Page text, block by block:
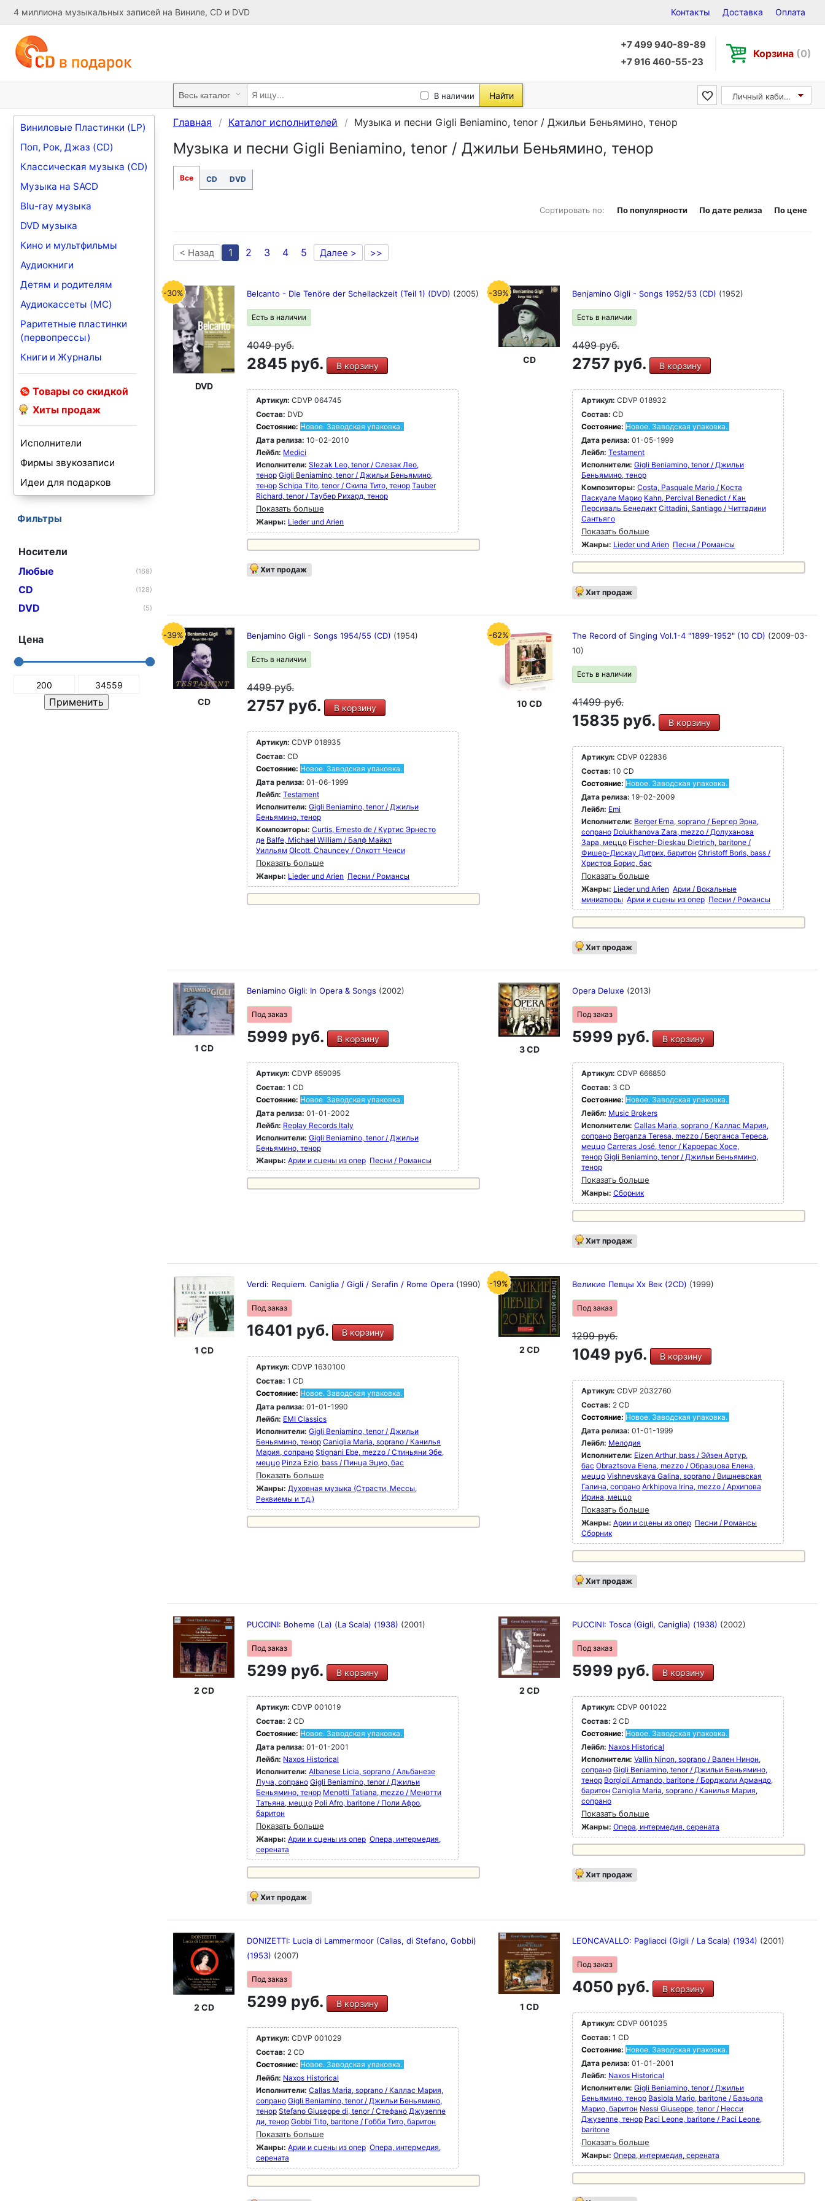
4 миллиона музыкальных записей на Виниле, CD и DVD Контакты Доставка Оплата
+7 499 940-89-89
+7 916 460-55-23
Корзина (0)
В наличии Найти Личный кабинет
Виниловые Пластинки (LP)
Поп, Рок, Джаз (CD)
Классическая музыка (CD)
Музыка на SACD
Blu-ray музыка
DVD музыка
Кино и мультфильмы
Аудиокниги
Детям и родителям
Аудиокассеты (MC)
Раритетные пластинки
(первопрессы)
Книги и Журналы
Товары со скидкой
Хиты продаж
Исполнители
Фирмы звукозаписи
Идеи для подарков
Фильтры
Носители
Любые
(168)
CD (128)
DVD (5)
Цена
Главная Каталог исполнителей Музыка и песни Gigli Beniamino, tenor / Джильи Беньямино, тенор
Музыка и песни Gigli Beniamino, tenor / Джильи Беньямино, тенор
Все CD DVD
Сортировать по: По популярности По дате релиза По цене
< Назад 1 2 3 4 5 Далее > >>
-30%
DVD
Belcanto - Die Tenöre der Schellackzeit (Teil 1) (DVD) (2005)
Есть в наличии
4049руб.
2845 руб. В корзину
Артикул: CDVP 064745
Состав: DVD
Состояние: Новое. Заводская упаковка.
Дата релиза: 10-02-2010
Лейбл: Medici
Исполнители: Slezak Leo, tenor / Слезак Лео,
тенор Gigli Beniamino, tenor / Джильи Беньямино,
тенор Schipa Tito, tenor / Скипа Тито, тенор Tauber
Richard, tenor / Таубер Рихард, тенор
Показать больше
Жанры: Lieder und Arien
Хит продаж
-39%
CD
Benjamino Gigli - Songs 1952/53 (CD) (1952)
Есть в наличии
4499руб.
2757 руб. В корзину
Артикул: CDVP 018932
Состав: CD
Состояние: Новое. Заводская упаковка.
Дата релиза: 01-05-1999
Лейбл: Testament
Исполнители: Gigli Beniamino, tenor / Джильи
Беньямино, тенор
Композиторы: Costa, Pasquale Mario / Коста
Паскуале Марио Kahn, Percival Benedict / Кан
Персиваль Бенедикт Cittadini, Santiago / Читтадини
Сантьяго
Показать больше
Жанры: Lieder und Arien Песни / Романсы
Хит продаж
-39%
CD
Benjamino Gigli - Songs 1954/55 (CD) (1954)
Есть в наличии
4499руб.
2757 руб. В корзину
Артикул: CDVP 018935
Состав: CD
Состояние: Новое. Заводская упаковка.
Дата релиза: 01-06-1999
Лейбл: Testament
Исполнители: Gigli Beniamino, tenor / Джильи
Беньямино, тенор
Композиторы: Curtis, Ernesto de / Куртис Эрнесто
де Balfe, Michael William / Балф Майкл
Уилльям Olcott, Chauncey / Олкотт Ченси
Показать больше
Жанры: Lieder und Arien Песни / Романсы
-62%
10 CD
The Record of Singing Vol.1-4 "1899-1952" (10 CD) (2009-03-
10)
Есть в наличии
41499руб.
15835 руб. В корзину
Артикул: CDVP 022836
Состав: 10 CD
Состояние: Новое. Заводская упаковка.
Дата релиза: 19-02-2009
Лейбл: Emi
Исполнители: Berger Erna, soprano / Бергер Эрна,
сопрано Dolukhanova Zara, mezzo / Долуханова
Зара, меццо Fischer-Dieskau Dietrich, baritone /
Фишер-Дискау Дитрих, баритон Christoff Boris, bass /
Христов Борис, бас
Показать больше
Жанры: Lieder und Arien Арии / Вокальные
миниатюры Арии и сцены из опер Песни / Романсы
Хит продаж
1 CD
Beniamino Gigli: In Opera & Songs (2002)
Под заказ
5999 руб. В корзину
Артикул: CDVP 659095
Состав: 1 CD
Состояние: Новое. Заводская упаковка.
Дата релиза: 01-01-2002
Лейбл: Replay Records Italy
Исполнители: Gigli Beniamino, tenor / Джильи
Беньямино, тенор
Жанры: Арии и сцены из опер Песни / Романсы
3 CD
Opera Deluxe (2013)
Под заказ
5999 руб. В корзину
Артикул: CDVP 666850
Состав: 3 CD
Состояние: Новое. Заводская упаковка.
Лейбл: Music Brokers
Исполнители: Callas Maria, soprano / Каллас Мария,
сопрано Berganza Teresa, mezzo / Берганса Тереса,
меццо Carreras José, tenor / Каррерас Хосе,
тенор Gigli Beniamino, tenor / Джильи Беньямино,
тенор
Показать больше
Жанры: Сборник
Хит продаж
1 CD
Verdi: Requiem. Caniglia / Gigli / Serafin / Rome Opera (1990)
Под заказ
16401 руб. В корзину
Артикул: CDVP 1630100
Состав: 1 CD
Состояние: Новое. Заводская упаковка.
Дата релиза: 01-01-1990
Лейбл: EMI Classics
Исполнители: Gigli Beniamino, tenor / Джильи
Беньямино, тенор Caniglia Maria, soprano / Канилья
Мария, сопрано Stignani Ebe, mezzo / Стиньяни Эбе,
меццо Pinza Ezio, bass / Пинца Эцио, бас
Показать больше
Жанры: Духовная музыка (Страсти, Мессы,
Реквиемы и т.д.)
-19%
2 CD
Великие Певцы Xx Век (2CD) (1999)
Под заказ
1299руб.
1049 руб. В корзину
Артикул: CDVP 2032760
Состав: 2 CD
Состояние: Новое. Заводская упаковка.
Дата релиза: 01-01-1999
Лейбл: Мелодия
Исполнители: Eizen Arthur, bass / Эйзен Артур,
бас Obraztsova Elena, mezzo / Образцова Елена,
меццо Vishnevskaya Galina, soprano / Вишневская
Галина, сопрано Arkhipova Irina, mezzo / Архипова
Ирина, меццо
Показать больше
Жанры: Арии и сцены из опер Песни / Романсы
Сборник
Хит продаж
2 CD
PUCCINI: Boheme (La) (La Scala) (1938) (2001)
Под заказ
5299 руб. В корзину
Артикул: CDVP 001019
Состав: 2 CD
Состояние: Новое. Заводская упаковка.
Дата релиза: 01-01-2001
Лейбл: Naxos Historical
Исполнители: Albanese Licia, soprano / Альбанезе
Луча, сопрано Gigli Beniamino, tenor / Джильи
Беньямино, тенор Menotti Tatiana, mezzo / Менотти
Татьяна, меццо Poli Afro, baritone / Поли Афро,
баритон
Показать больше
Жанры: Арии и сцены из опер Опера, интермедия,
серената
Хит продаж
2 CD
PUCCINI: Tosca (Gigli, Caniglia) (1938) (2002)
Под заказ
5999 руб. В корзину
Артикул: CDVP 001022
Состав: 2 CD
Состояние: Новое. Заводская упаковка.
Лейбл: Naxos Historical
Исполнители: Vallin Ninon, soprano / Вален Нинон,
сопрано Gigli Beniamino, tenor / Джильи Беньямино,
тенор Borgioli Armando, baritone / Борджоли Армандо,
баритон Caniglia Maria, soprano / Канилья Мария,
сопрано
Показать больше
Жанры: Опера, интермедия, серената
Хит продаж
2 CD
DONIZETTI: Lucia di Lammermoor (Callas, di Stefano, Gobbi)
(1953) (2007)
Под заказ
5299 руб. В корзину
Артикул: CDVP 001029
Состав: 2 CD
Состояние: Новое. Заводская упаковка.
Лейбл: Naxos Historical
Исполнители: Callas Maria, soprano / Каллас Мария,
сопрано Gigli Beniamino, tenor / Джильи Беньямино,
тенор Stefano Giuseppe di, tenor / Стефано Джузеппе
ди, тенор Gobbi Tito, baritone / Гобби Тито, баритон
Показать больше
Жанры: Арии и сцены из опер Опера, интермедия,
серената
1 CD
LEONCAVALLO: Pagliacci (Gigli / La Scala) (1934) (2001)
Под заказ
4050 руб. В корзину
Артикул: CDVP 001035
Состав: 1 CD
Состояние: Новое. Заводская упаковка.
Дата релиза: 01-01-2001
Лейбл: Naxos Historical
Исполнители: Gigli Beniamino, tenor / Джильи
Беньямино, тенор Basiola Mario, baritone / Базьола
Марио, баритон Nessi Giuseppe, tenor / Несси
Джузеппе, тенор Paci Leone, baritone / Paci Leone,
baritone
Показать больше
Жанры: Опера, интермедия, серената